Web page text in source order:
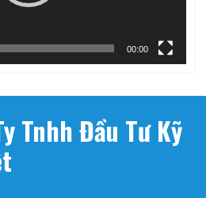
00:00
Tnhh Đầu Tư Kỹ